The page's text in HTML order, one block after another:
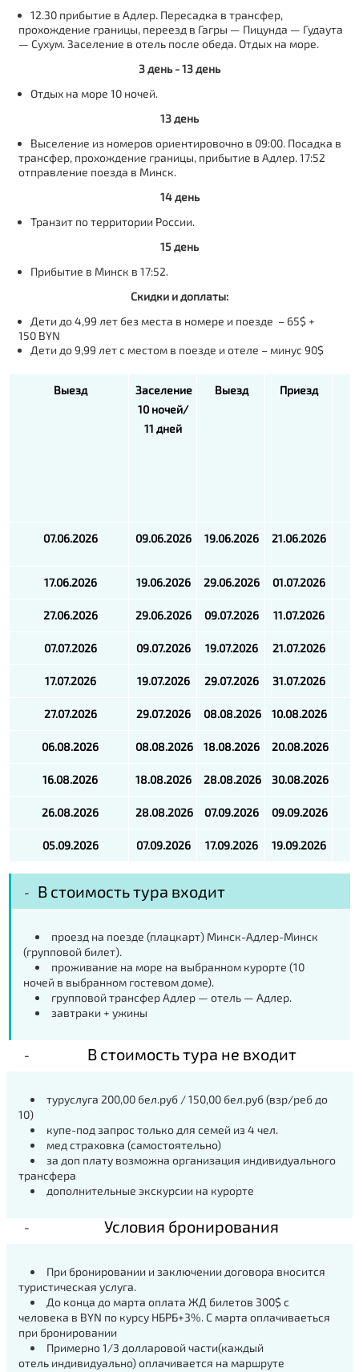
12.30 прибытие в Адлер. Пересадка в трансфер,
прохождение границы, переезд в Гагры — Пицунда — Гудаута
— Сухум. Заселение в отель после обеда. Отдых на море.
3 день - 13 день
Отдых на море 10 ночей.
13 день
Выселение из номеров ориентировочно в 09:00. Посадка в
трансфер, прохождение границы, прибытие в Адлер. 17:52
отправление поезда в Минск.
14 день
Транзит по территории России.
15 день
Прибытие в Минск в 17:52.
Скидки и доплаты:
Дети до 4,99 лет без места в номере и поезде – 65$ +
150 BYN
Дети до 9,99 лет с местом в поезде и отеле – минус 90$
Выезд
Заселение
10 ночей/
11 дней
Выезд Приезд
07.06.2026 09.06.2026 19.06.2026 21.06.2026
17.06.2026 19.06.2026 29.06.2026 01.07.2026
27.06.2026 29.06.2026 09.07.2026 11.07.2026
07.07.2026 09.07.2026 19.07.2026 21.07.2026
17.07.2026 19.07.2026 29.07.2026 31.07.2026
27.07.2026 29.07.2026 08.08.2026 10.08.2026
06.08.2026 08.08.2026 18.08.2026 20.08.2026
16.08.2026 18.08.2026 28.08.2026 30.08.2026
26.08.2026 28.08.2026 07.09.2026 09.09.2026
05.09.2026 07.09.2026 17.09.2026 19.09.2026
В стоимость тура входит
проезд на поезде (плацкарт) Минск-Адлер-Минск
(групповой билет).
проживание на море на выбранном курорте (10
ночей в выбранном гостевом доме).
групповой трансфер Адлер — отель — Адлер.
завтраки + ужины
В стоимость тура не входит
туруслуга 200,00 бел.руб / 150,00 бел.руб (взр/реб до
10)
купе-под запрос только для семей из 4 чел.
мед страховка (самостоятельно)
за доп плату возможна организация индивидуального
трансфера
дополнительные экскурсии на курорте
Условия бронирования
При бронировании и заключении договора вносится
туристическая услуга.
До конца до марта оплата ЖД билетов 300$ с
человека в BYN по курсу НБРБ+3%. С марта оплачиваеться
при бронировании
Примерно 1/3 долларовой части(каждый
отель индивидуально) оплачивается на маршруте